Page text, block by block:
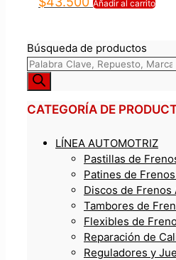
Añadir al carrito
Búsqueda de productos
CATEGORÍA DE
LÍNEA AUTOMOTRIZ
Pastillas de
Patines de
Discos de Frenos
Tambores de
Flexibles de
Reparación de
Reguladores y